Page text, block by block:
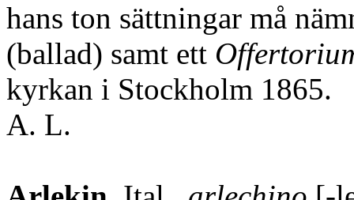
hans ton sättningar må
(ballad) samt ett
kyrkan i Stockholm 1865.
A. L.